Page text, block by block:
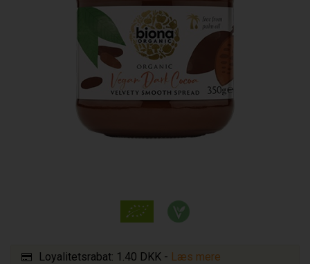
Loyalitetsrabat: 1.40 DKK - Læs mere